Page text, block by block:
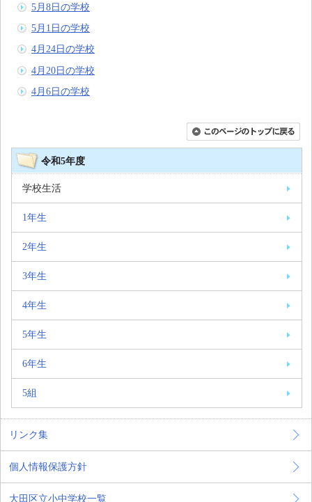
5月8日の学校
5月1日の学校
4月24日の学校
4月20日の学校
4月6日の学校
令和5年度
学校生活
1年生
2年生
3年生
4年生
5年生
6年生
5組
リンク集
個人情報保護方針
大田区立小中学校一覧